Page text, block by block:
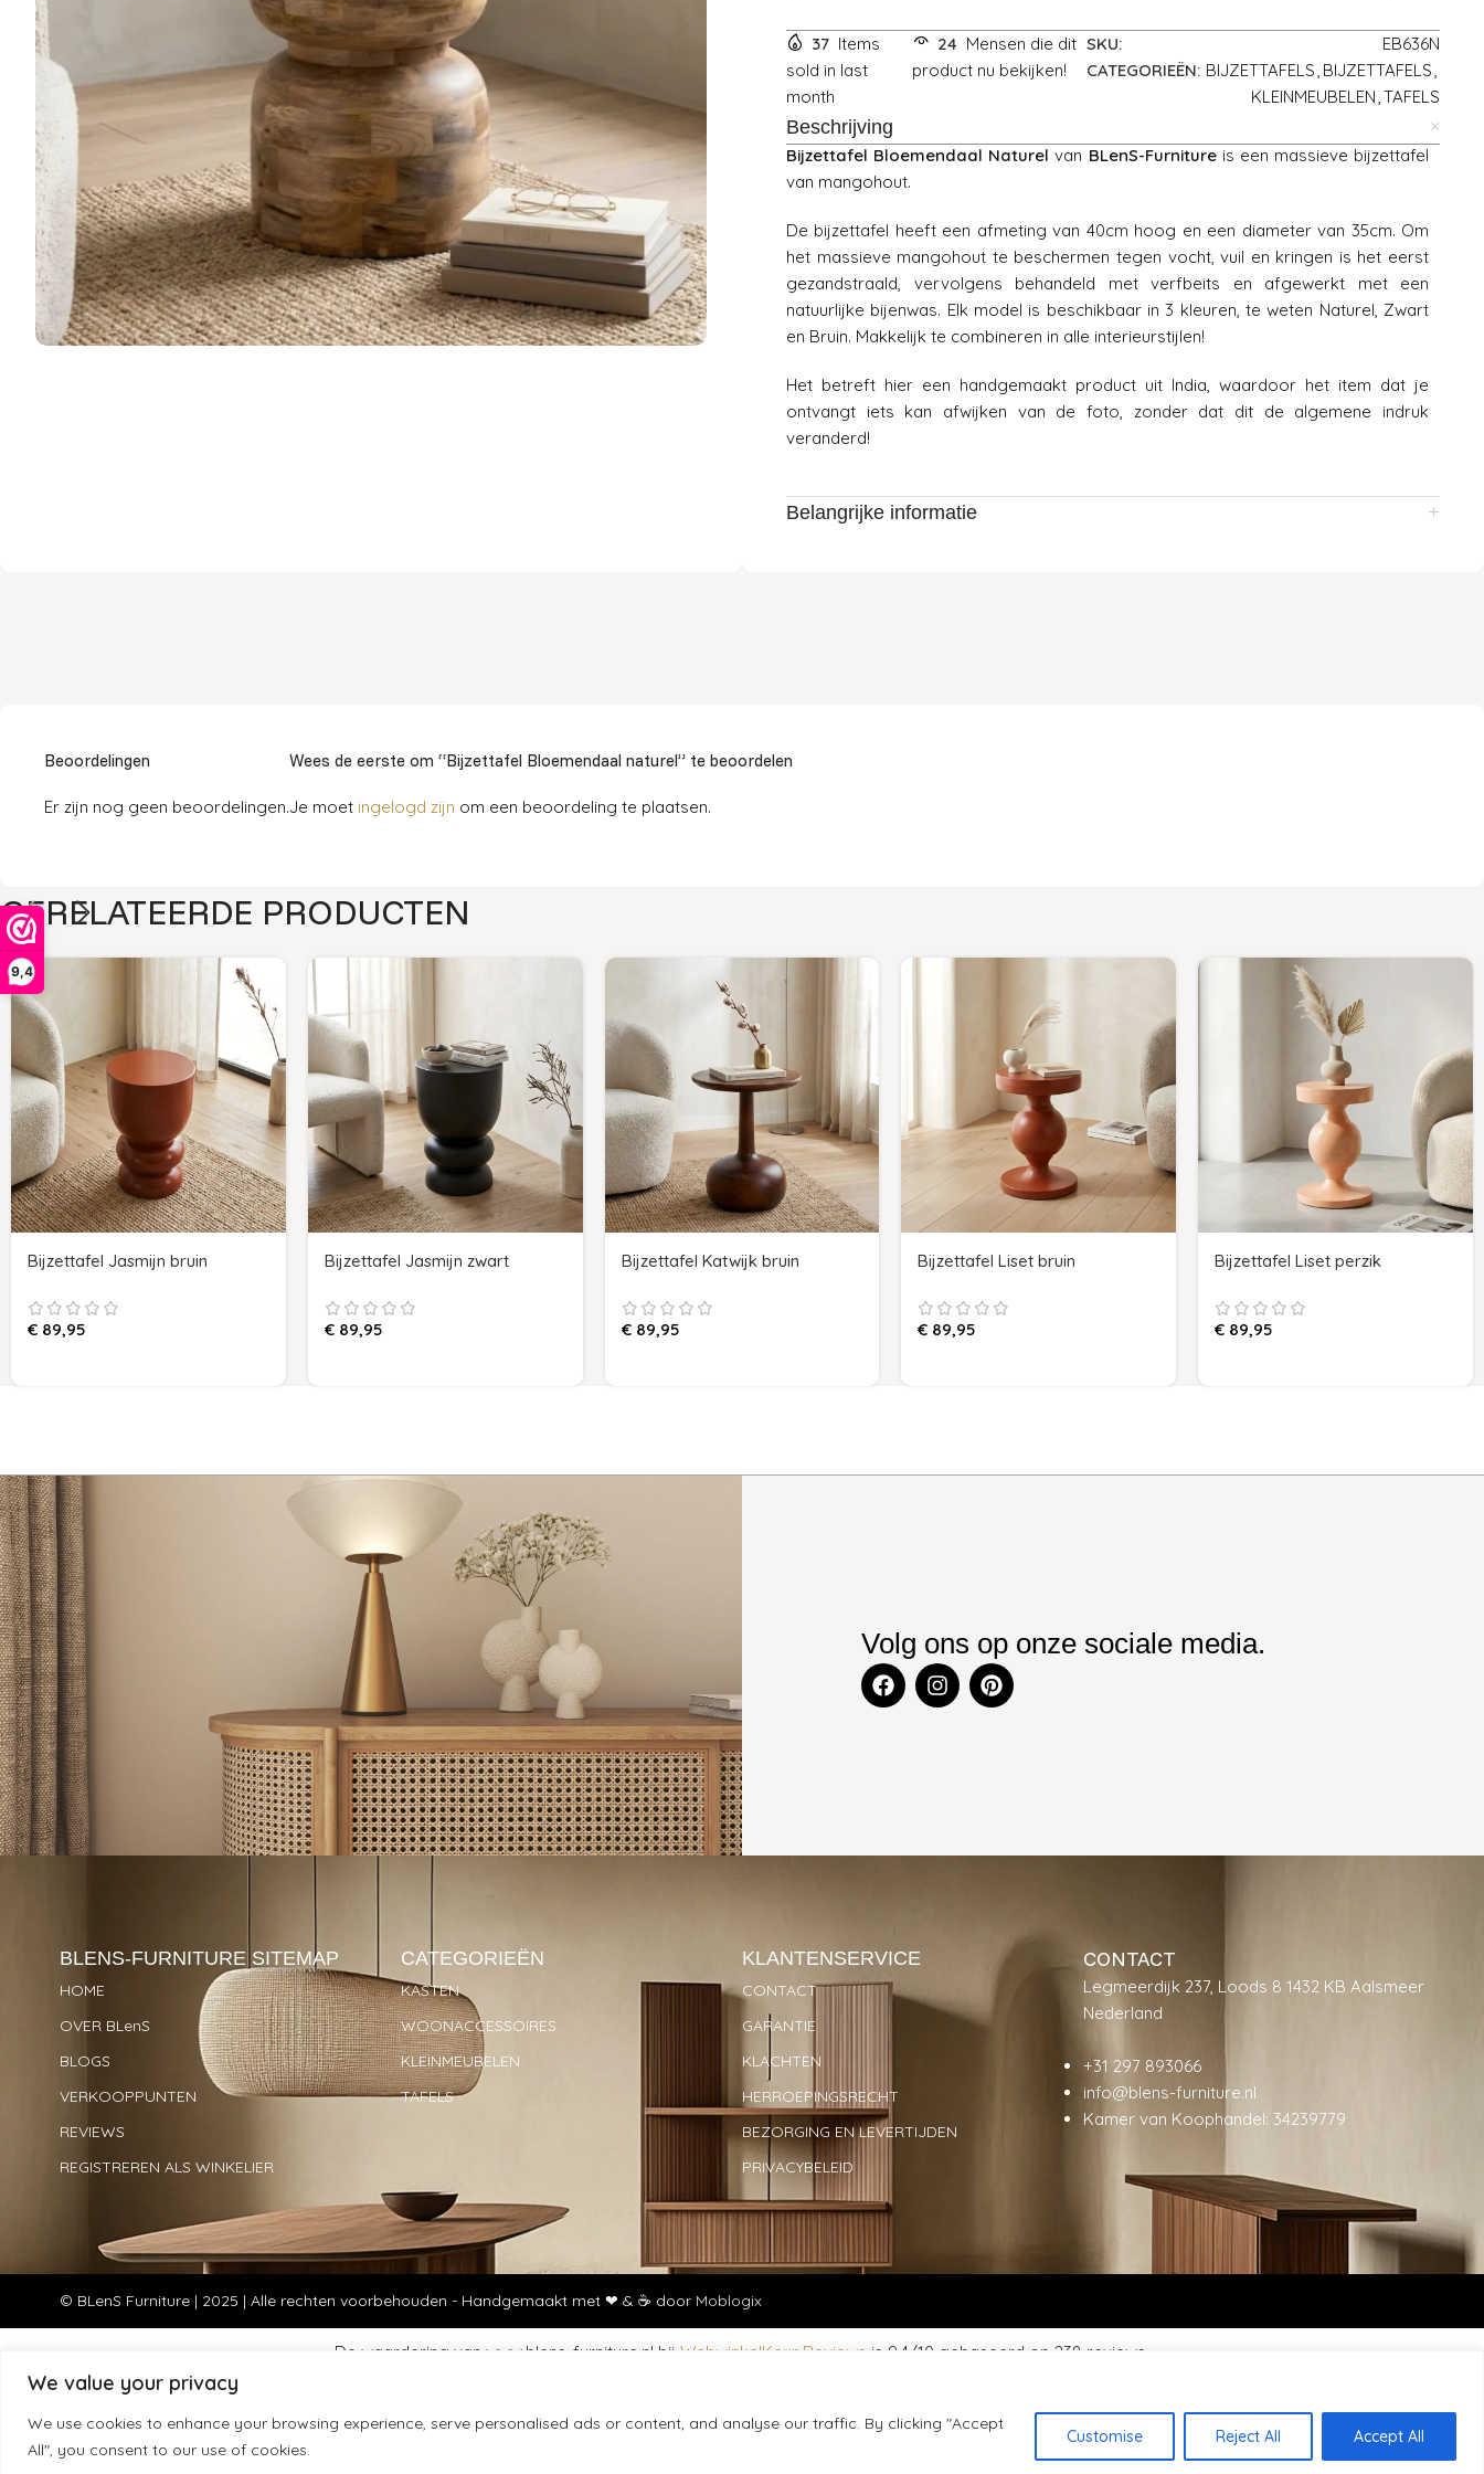
9,4
We value your privacy
We use cookies to enhance your browsing experience, serve personalised ads or content, and analyse our traffic. By clicking "Accept
All", you consent to our use of cookies.
Customise Reject All Accept All
37 Items
sold in last
month
24 Mensen die dit
product nu bekijken!
SKU:
EB636N
CATEGORIEËN: BIJZETTAFELS, BIJZETTAFELS,
KLEINMEUBELEN,TAFELS
Beschrijving
Bijzettafel Bloemendaal Naturel van BLenS-Furnitureis een massieve bijzettafel
van mangohout.
De bijzettafel heeft een afmeting van 40cm hoog en een diameter van 35cm. Om
het massieve mangohout te beschermen tegen vocht, vuil en kringen is het eerst
gezandstraald, vervolgens behandeld met verfbeits en afgewerkt met een
natuurlijke bijenwas. Elk model is beschikbaar in 3 kleuren, te weten Naturel, Zwart
en Bruin. Makkelijk te combineren in alle interieurstijlen!
Het betreft hier een handgemaakt product uit India, waardoor het item dat je
ontvangt iets kan afwijken van de foto, zonder dat dit de algemene indruk
veranderd!
Belangrijke informatie
Beoordelingen
Er zijn nog geen beoordelingen.
Wees de eerste om “Bijzettafel Bloemendaal naturel” te beoordelen
Je moet ingelogd zijn om een beoordeling te plaatsen.
GERELATEERDE PRODUCTEN
Bijzettafel Jasmijn bruin
€ 89,95
Bijzettafel Jasmijn zwart
€89,95
Bijzettafel Katwijk bruin
€89,95
Bijzettafel Liset bruin
€ 89,95
Bijzettafel Liset perzik
€ 89,95
Volg ons op onze sociale media.
BLENS-FURNITURE SITEMAP
HOME
OVER BLenS
BLOGS
VERKOOPPUNTEN
REVIEWS
REGISTREREN ALS WINKELIER
CATEGORIEËN
KASTEN
WOONACCESSOIRES
KLEINMEUBELEN
TAFELS
KLANTENSERVICE
CONTACT
GARANTIE
KLACHTEN
HERROEPINGSRECHT
BEZORGING EN LEVERTIJDEN
PRIVACYBELEID
CONTACT
Legmeerdijk 237, Loods 8 1432 KB Aalsmeer
Nederland
+31 297 893066
info@blens-furniture.nl
Kamer van Koophandel: 34239779
© BLenS Furniture | 2025 | Alle rechten voorbehouden - Handgemaakt met ❤ & ☕ door Moblogix
NL
De waardering van www.blens-furniture.nl bij WebwinkelKeur Reviews is 9.4/10 gebaseerd op 238 reviews.